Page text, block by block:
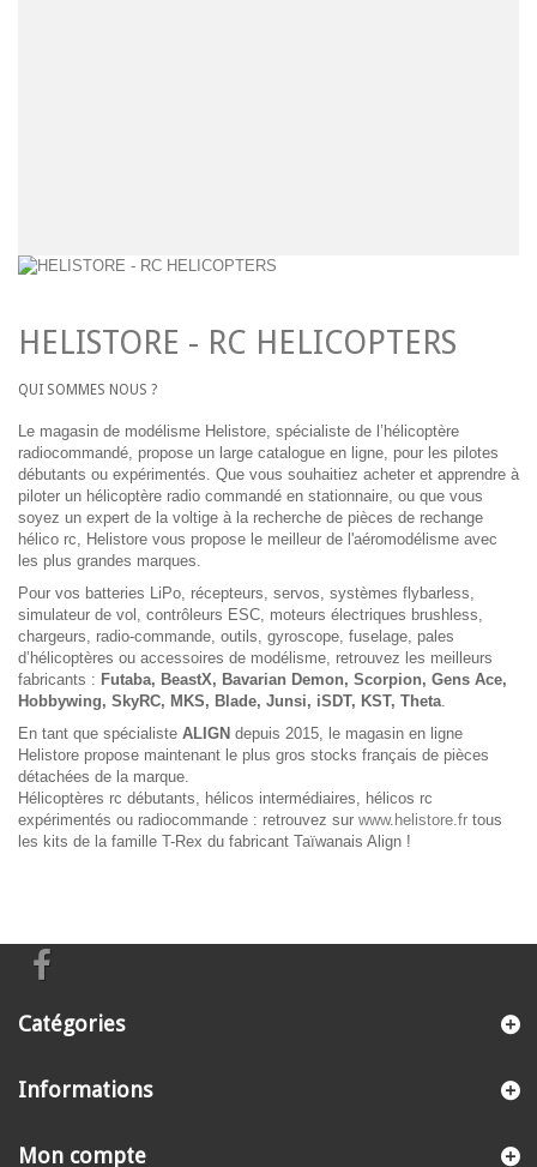
HELISTORE - RC HELICOPTERS
QUI SOMMES NOUS ?
Le magasin de modélisme Helistore, spécialiste de l’hélicoptère
radiocommandé, propose un large catalogue en ligne, pour les pilotes
débutants ou expérimentés. Que vous souhaitiez acheter et apprendre à
piloter un hélicoptère radio commandé en stationnaire, ou que vous
soyez un expert de la voltige à la recherche de pièces de rechange
hélico rc, Helistore vous propose le meilleur de l'aéromodélisme avec
les plus grandes marques.
Pour vos batteries LiPo, récepteurs, servos, systèmes flybarless,
simulateur de vol, contrôleurs ESC, moteurs électriques brushless,
chargeurs, radio-commande, outils, gyroscope, fuselage, pales
d’hélicoptères ou accessoires de modélisme, retrouvez les meilleurs
fabricants : Futaba, BeastX, Bavarian Demon, Scorpion, Gens Ace,
Hobbywing, SkyRC, MKS, Blade, Junsi, iSDT, KST, Theta
En tant que spécialiste ALIGN depuis 2015, le magasin en ligne
Helistore propose maintenant le plus gros stocks français de pièces
détachées de la marque.
Hélicoptères rc débutants, hélicos intermédiaires, hélicos rc
expérimentés ou radiocommande : retrouvez sur www.helistore.fr tous
les kits de la famille T-Rex du fabricant Taïwanais Align !
Catégories
Informations
Mon compte